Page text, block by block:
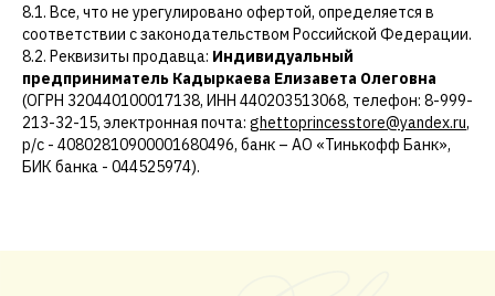
8.1. Все, что не урегулировано офертой, определяется в
соответствии с законодательством Российской Федерации.
8.2. Реквизиты продавца: Индивидуальный
предприниматель Кадыркаева Елизавета Олеговна
(ОГРН 320440100017138, ИНН 440203513068, телефон: 8-999-
213-32-15, электронная почта: ghettoprincesstore@yandex.ru,
р/с - 40802810900001680496, банк – АО «Тинькофф Банк»,
БИК банка - 044525974).